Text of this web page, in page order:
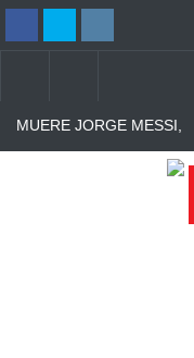
MUERE JORGE MESSI,
REPRESENTANTE DE
LIONEL MESSI, A LOS 68
DE INCENDIOS